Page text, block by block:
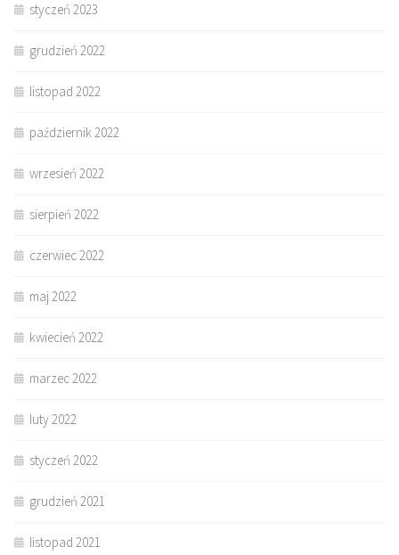
styczeń 2023
grudzień 2022
listopad 2022
październik 2022
wrzesień 2022
sierpień 2022
czerwiec 2022
maj 2022
kwiecień 2022
marzec 2022
luty 2022
styczeń 2022
grudzień 2021
listopad 2021